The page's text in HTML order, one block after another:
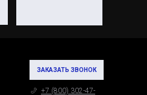
ЗАКАЗАТЬ ЗВОНОК
+7 (800) 302-47-